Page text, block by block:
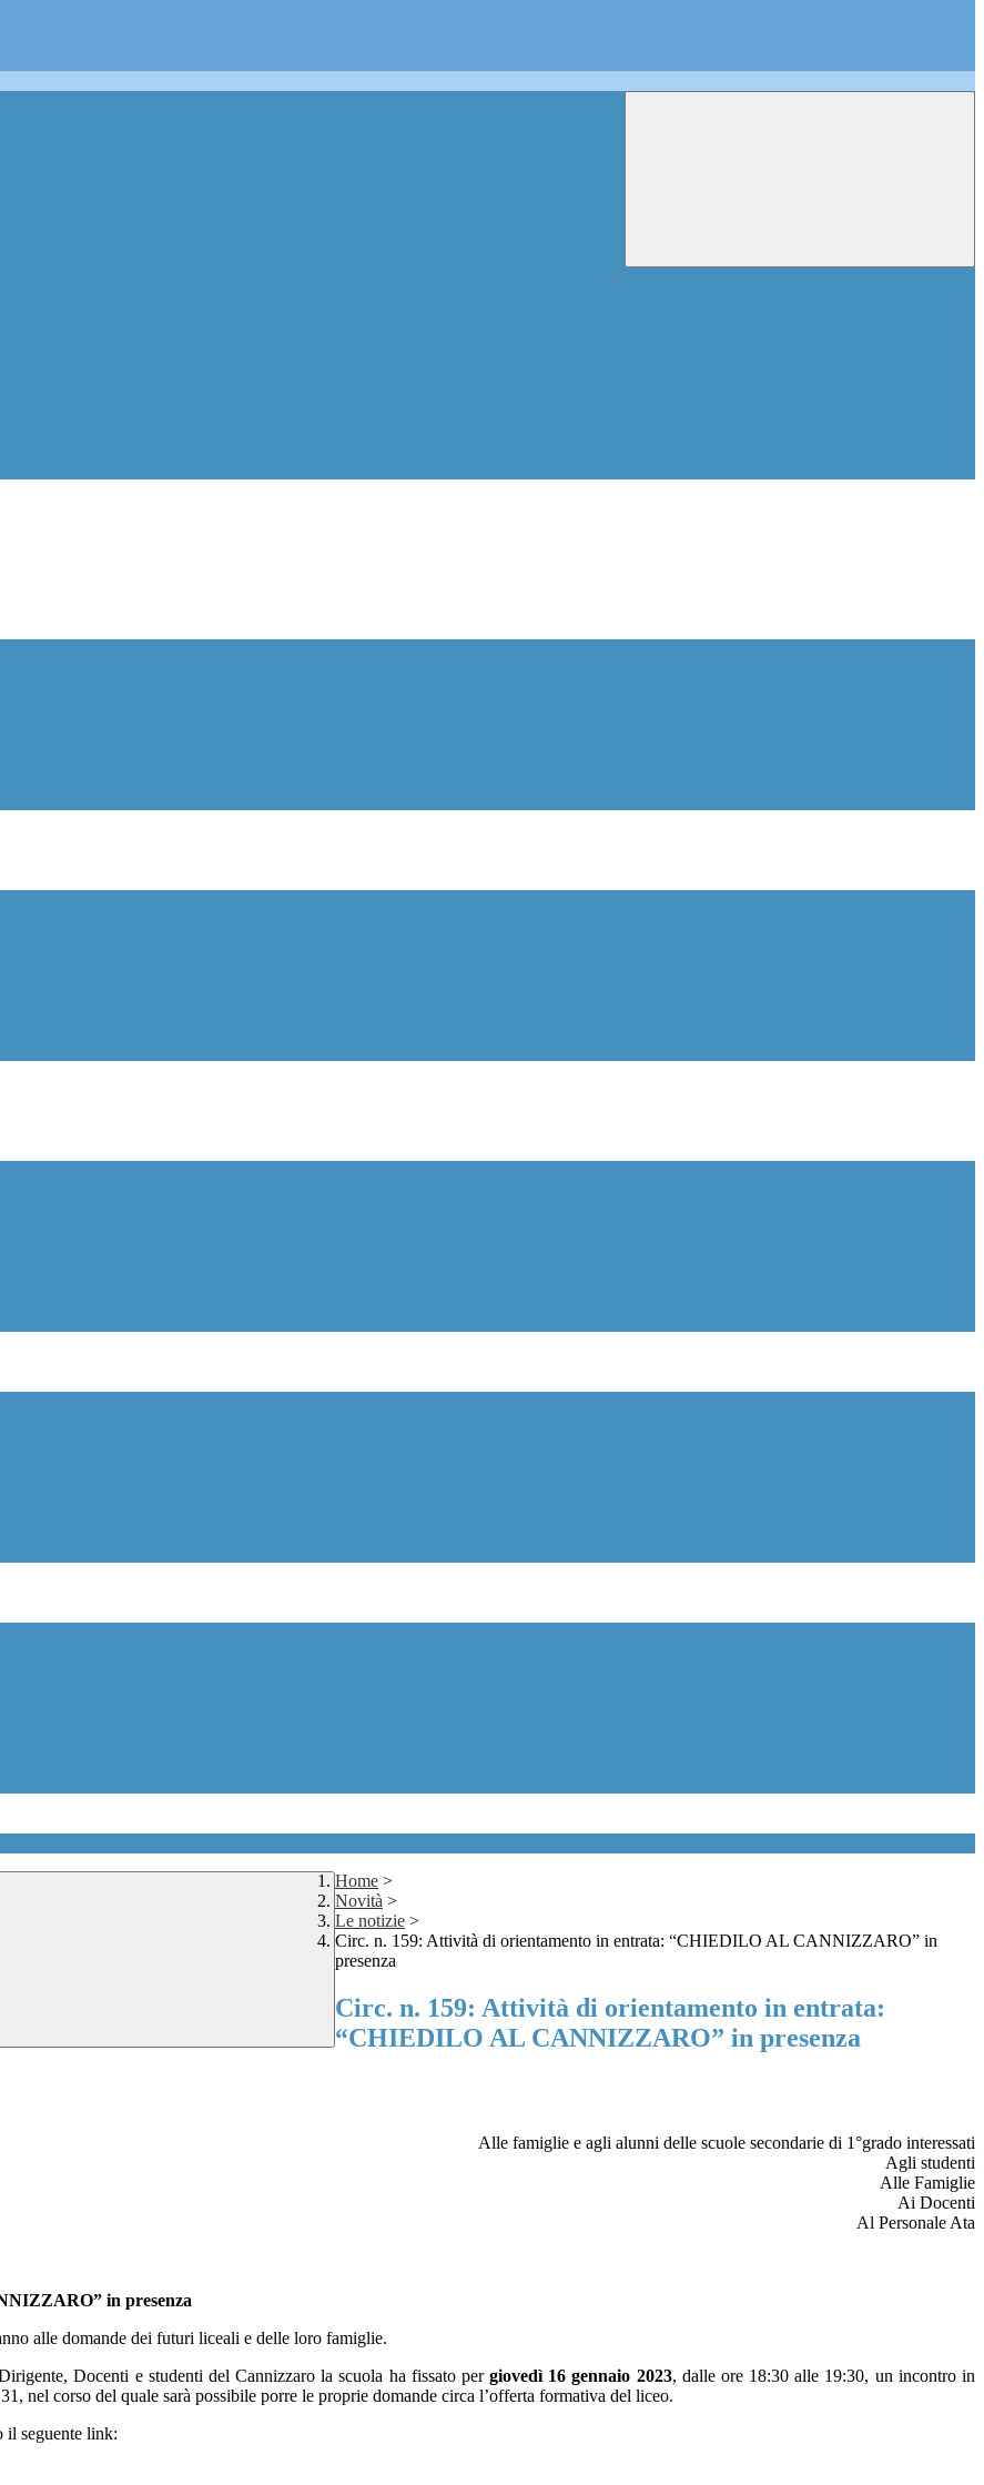
Home >
Novità >
Le notizie >
Circ. n. 159: Attività di orientamento in entrata: “CHIEDILO AL CANNIZZARO” in
presenza
Circ. n. 159: Attività di orientamento in entrata:
“CHIEDILO AL CANNIZZARO” in presenza
Alle famiglie e agli alunni delle scuole secondarie di 1°grado interessati
Agli studenti
Alle Famiglie
Ai Docenti
Al Personale Ata
in presenza
alle domande dei futuri liceali e delle loro famiglie.
Docenti e studenti del Cannizzaro la scuola ha fissato pergiovedì 16 gennaio 2023, dalle ore 18:30 alle 19:30, un incontro in
nel corso del quale sarà possibile porre le proprie domande circa l’offerta formativa del liceo.
il seguente link: